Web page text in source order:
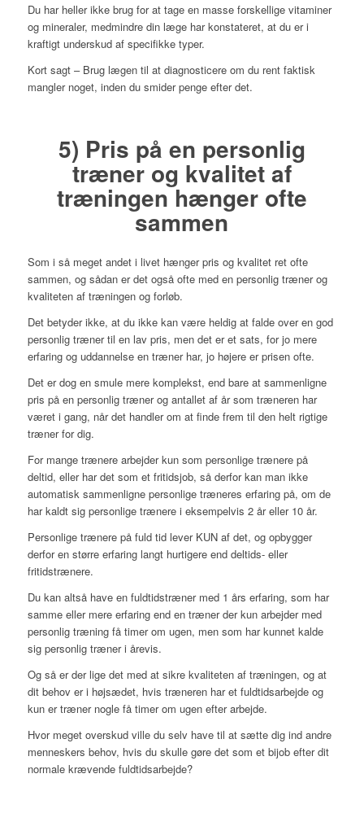
Du har heller ikke brug for at tage en masse forskellige vitaminer
og mineraler, medmindre din læge har konstateret, at du er i
kraftigt underskud af specifikke typer.
Kort sagt – Brug lægen til at diagnosticere om du rent faktisk
mangler noget, inden du smider penge efter det.
5) Pris på en personlig
træner og kvalitet af
træningen hænger ofte
sammen
Som i så meget andet i livet hænger pris og kvalitet ret ofte
sammen, og sådan er det også ofte med en personlig træner og
kvaliteten af træningen og forløb.
Det betyder ikke, at du ikke kan være heldig at falde over en god
personlig træner til en lav pris, men det er et sats, for jo mere
erfaring og uddannelse en træner har, jo højere er prisen ofte.
Det er dog en smule mere komplekst, end bare at sammenligne
pris på en personlig træner og antallet af år som træneren har
været i gang, når det handler om at finde frem til den helt rigtige
træner for dig.
For mange trænere arbejder kun som personlige trænere på
deltid, eller har det som et fritidsjob, så derfor kan man ikke
automatisk sammenligne personlige træneres erfaring på, om de
har kaldt sig personlige trænere i eksempelvis 2 år eller 10 år.
Personlige trænere på fuld tid lever KUN af det, og opbygger
derfor en større erfaring langt hurtigere end deltids- eller
fritidstrænere.
Du kan altså have en fuldtidstræner med 1 års erfaring, som har
samme eller mere erfaring end en træner der kun arbejder med
personlig træning få timer om ugen, men som har kunnet kalde
sig personlig træner i årevis.
Og så er der lige det med at sikre kvaliteten af træningen, og at
dit behov er i højsædet, hvis træneren har et fuldtidsarbejde og
kun er træner nogle få timer om ugen efter arbejde.
Hvor meget overskud ville du selv have til at sætte dig ind andre
menneskers behov, hvis du skulle gøre det som et bijob efter dit
normale krævende fuldtidsarbejde?